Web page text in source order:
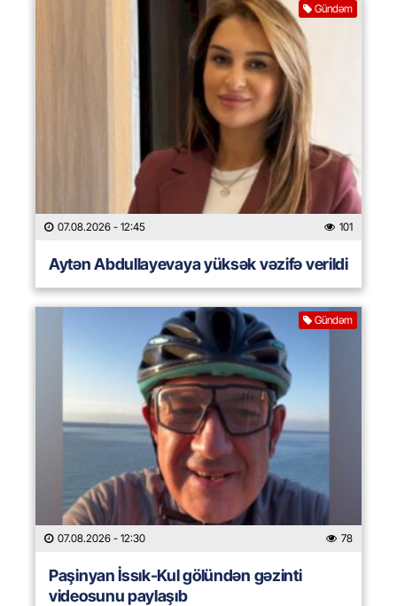
Gündəm
07.08.2026 - 12:45 101
Aytən Abdullayevaya yüksək vəzifə verildi
Gündəm
07.08.2026 - 12:30 78
Paşinyan İssık-Kul gölündən gəzinti
videosunu paylaşıb